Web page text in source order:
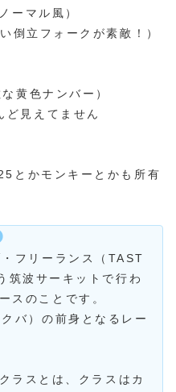
ーマル風）
倒立フォークが素敵！）
黄色ナンバー）
ど見えてません
とかモンキーとかも所有
フリーランス（TAST
波サーキットで行わ
スのことです。
バ）の前身となるレー
スとは、クラスはカ